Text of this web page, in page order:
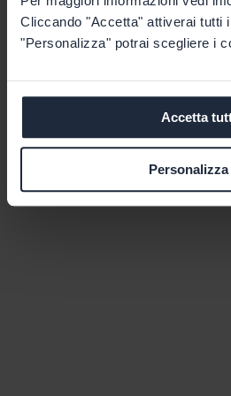
Cliccando "Accetta" attiverai tutti
"Personalizza" potrai scegliere i
Accetta
Personalizza